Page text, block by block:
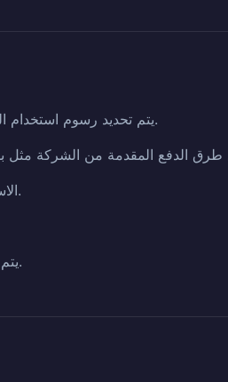
يتم تحديد رسوم استخدام الخدمة لكل نوع خدمة ويمكن التحقق منها عند اختيار الخدمة.
الاسترداد الكامل ممكن قبل تقدم المصادقة أو قبل جمع المنتج.
يتم الاسترداد الكامل إذا تعذر تقديم الخدمة بسبب خطأ الشركة.